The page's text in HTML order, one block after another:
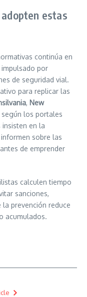
estas
continúa en
por
de seguridad vial.
para replicar las
, New
los portales
en la
sobre las
de emprender
calculen tiempo
sanciones,
la prevención reduce
acumulados.